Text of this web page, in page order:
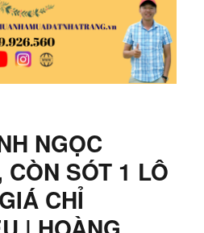
NGỌC
CÒN SÓT 1 LÔ
CHỈ